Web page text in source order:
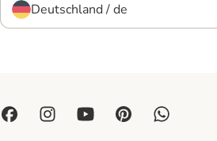
Deutschland / de